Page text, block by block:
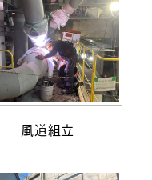
風道組立